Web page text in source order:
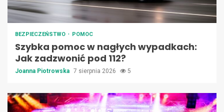
BEZPIECZEŃSTWO POMOC
Szybka pomoc w nagłych wypadkach:
Jak zadzwonić pod 112?
Joanna Piotrowska 7 sierpnia 2026 5